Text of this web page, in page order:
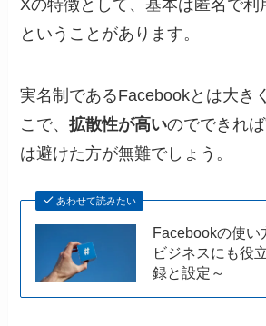
Xの特徴として、基本は匿名で利
ということがあります。
実名制であるFacebookとは大き
こで、拡散性が高いのでできれ
は避けた方が無難でしょう。
あわせて読みたい
Facebookの使い
ビジネスにも役
録と設定～